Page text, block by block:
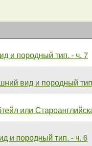
и породный тип. - ч. 7
вид и породный
или
и породный тип. - ч. 6